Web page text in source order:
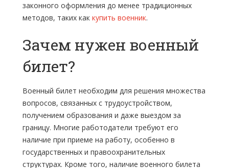
законного оформления до менее традиционных
методов, таких как купить военник.
Зачем нужен военный
билет?
Военный билет необходим для решения множества
вопросов, связанных с трудоустройством,
получением образования и даже выездом за
границу. Многие работодатели требуют его
наличие при приеме на работу, особенно в
государственных и правоохранительных
структурах. Кроме того, наличие военного билета